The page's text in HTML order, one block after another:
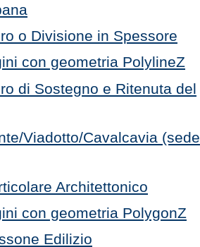
o Divisione in Spessore
con geometria PolylineZ
di Sostegno e Ritenuta del
Viadotto/Cavalcavia (sede
Architettonico
con geometria PolygonZ
Edilizio